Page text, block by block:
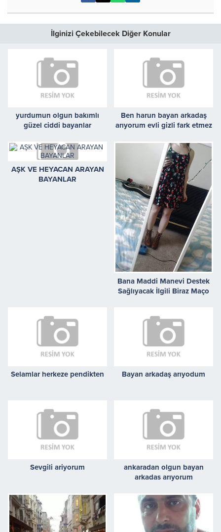
İlginizi Çekebilecek Diğer Konular
yurdumun olgun bakımlı
güzel ciddi bayanlar
Ben harun bayan arkadaş
arıyorum evli gizli fark etmez
AŞK VE HEYACAN ARAYAN
BAYANLAR
Bana Maddi Manevi Destek
Sağlıyacak İlgili Biraz Maço
Selamlar herkeze pendikten Bayan arkadaş arıyodum
Sevgili ariyorum
ankaradan olgun bayan
arkadas arıyorum